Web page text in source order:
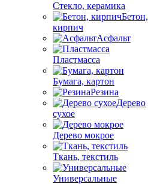
Стекло, керамика
Бетон,
кирпич
Асфальт
Пластмасса
Бумага, картон
Резина
Дерево
сухое
Дерево мокрое
Ткань, текстиль
Универсальные